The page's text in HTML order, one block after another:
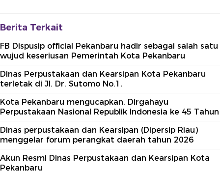
Berita Terkait
FB Dispusip official Pekanbaru hadir sebagai salah satu
wujud keseriusan Pemerintah Kota Pekanbaru
Dinas Perpustakaan dan Kearsipan Kota Pekanbaru
terletak di Jl. Dr. Sutomo No.1,
Kota Pekanbaru mengucapkan. Dirgahayu
Perpustakaan Nasional Republik Indonesia ke 45 Tahun
Dinas perpustakaan dan Kearsipan (Dipersip Riau)
menggelar forum perangkat daerah tahun 2026
Akun Resmi Dinas Perpustakaan dan Kearsipan Kota
Pekanbaru